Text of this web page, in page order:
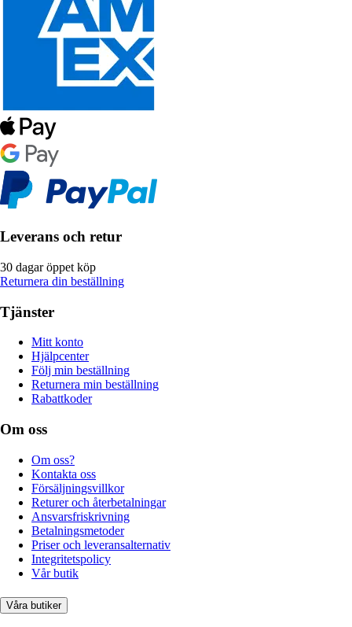
Leverans och retur
30 dagar öppet köp
Returnera din beställning
Tjänster
Mitt konto
Hjälpcenter
Följ min beställning
Returnera min beställning
Rabattkoder
Om oss
Om oss?
Kontakta oss
Försäljningsvillkor
Returer och återbetalningar
Ansvarsfriskrivning
Betalningsmetoder
Priser och leveransalternativ
Integritetspolicy
Vår butik
Våra butiker